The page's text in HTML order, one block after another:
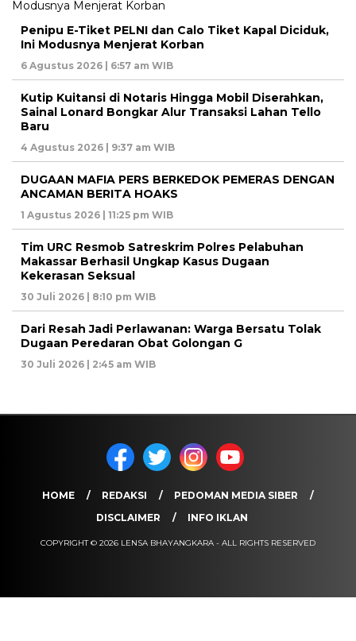
Penipu E-Tiket PELNI dan Calo Tiket Kapal Diciduk,
Ini Modusnya Menjerat Korban
6 Agustus 2026 | 6:57 am WIB
Kutip Kuitansi di Notaris Hingga Mobil Diserahkan,
Sainal Lonard Bongkar Alur Transaksi Lahan Tello
Baru
4 Agustus 2026 | 9:37 am WIB
DUGAAN MAFIA PERS BERKEDOK PEMERAS DENGAN
ANCAMAN BERITA HOAKS
1 Agustus 2026 | 11:25 pm WIB
Tim URC Resmob Satreskrim Polres Pelabuhan
Makassar Berhasil Ungkap Kasus Dugaan
Kekerasan Seksual
30 Juli 2026 | 8:10 pm WIB
Dari Resah Jadi Perlawanan: Warga Bersatu Tolak
Dugaan Peredaran Obat Golongan G
30 Juli 2026 | 2:45 am WIB
HOME REDAKSI
PEDOMAN MEDIA SIBER
DISCLAIMER
INFO IKLAN
COPYRIGHT © 2026 LENSA BHAYANGKARA - ALL RIGHTS RESERVED